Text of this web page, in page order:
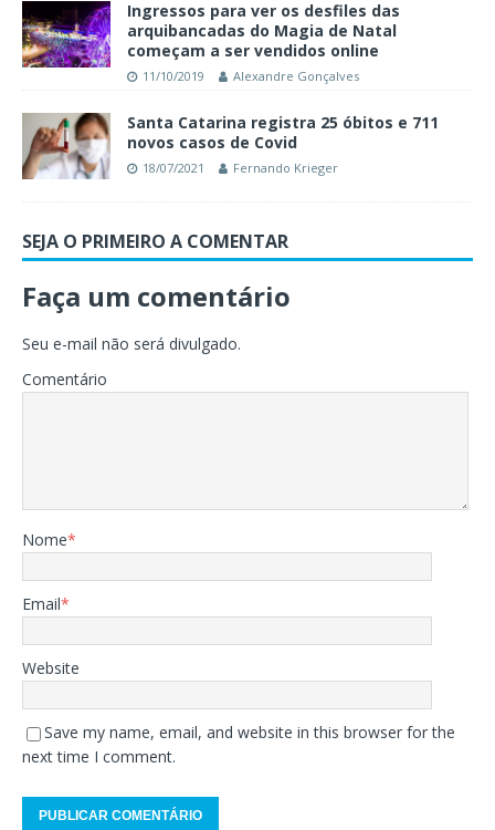
Ingressos para ver os desfiles das
arquibancadas do Magia de Natal
começam a ser vendidos online
11/10/2019 Alexandre Gonçalves
Santa Catarina registra 25 óbitos e 711
novos casos de Covid
18/07/2021 Fernando Krieger
SEJA O PRIMEIRO A COMENTAR
Faça um comentário
Seu e-mail não será divulgado.
Comentário
Nome*
Email*
Website
Save my name, email, and website in this browser for the
next time I comment.